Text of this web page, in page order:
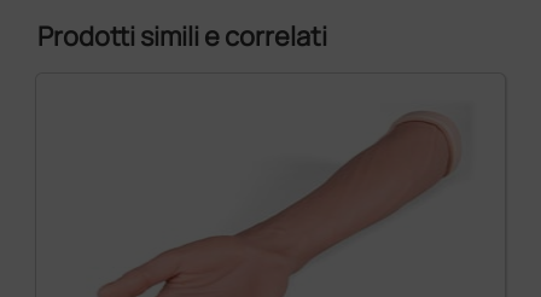
Prodotti simili e correlati